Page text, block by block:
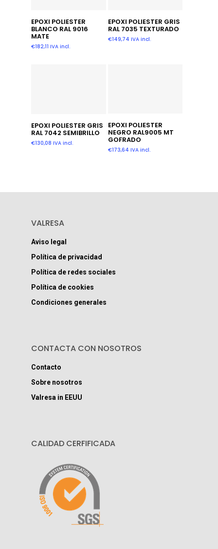
Añadir Al Carrito
EPOXI POLIESTER
BLANCO RAL 9016
MATE
€182,11 IVA incl.
Leer Más
EPOXI POLIESTER GRIS
RAL 7035 TEXTURADO
€149,74 IVA incl.
Añadir Al Carrito
EPOXI POLIESTER GRIS
RAL 7042 SEMIBRILLO
€130,08 IVA incl.
Añadir Al Carrito
EPOXI POLIESTER
NEGRO RAL9005 MT
GOFRADO
€173,64 IVA incl.
VALRESA
Aviso legal
Política de privacidad
Política de redes sociales
Política de cookies
Condiciones generales
CONTACTA CON NOSOTROS
Contacto
Sobre nosotros
Valresa in EEUU
CALIDAD CERFIFICADA